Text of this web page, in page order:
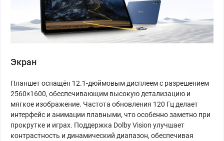
Экран
Планшет оснащён 12.1-дюймовым дисплеем с разрешением
2560×1600, обеспечивающим высокую детализацию и
мягкое изображение. Частота обновления 120 Гц делает
интерфейс и анимации плавными, что особенно заметно при
прокрутке и играх. Поддержка Dolby Vision улучшает
контрастность и динамический диапазон, обеспечивая